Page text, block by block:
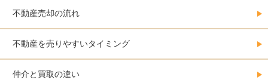
不動産売却の流れ
不動産を売りやすいタイミング
仲介と買取の違い